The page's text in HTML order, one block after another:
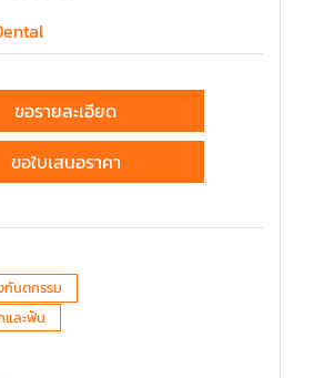
ขอรายละเอียด
ขอใบเสนอราคา
ทันตกรรม
ละฟัน